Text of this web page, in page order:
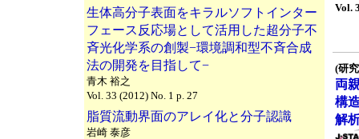
生体高分子表面をキラルソフトインター
フェース反応場として活用した超分子不
斉光化学系の創製−環境調和型不斉合成
法の開発を目指して−
青木 裕之
Vol. 33 (2012) No. 1 p. 27
脂質流動界面のアレイ化と分子認識
岩崎 泰彦
Vol.
(研
両
構
解